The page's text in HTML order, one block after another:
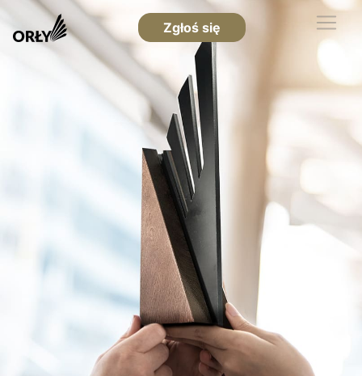
Zgłoś się